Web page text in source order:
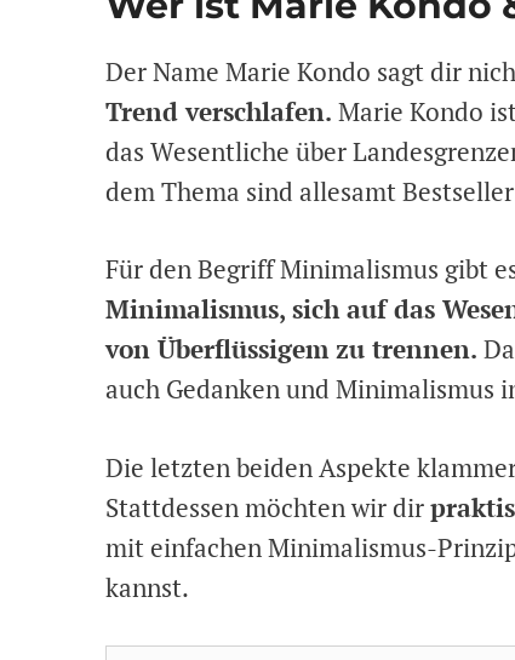
Der Name Marie Kondo sagt dir
Trend verschlafen. Marie Kondo
das Wesentliche über
dem Thema sind allesamt
Für den Begriff Minimalismus gibt
Minimalismus, sich auf das
von Überflüssigem zu trennen.
auch Gedanken und Minimalismus
Die letzten beiden Aspekte
Stattdessen möchten wir dir
mit einfachen Minimalismus-
kannst.